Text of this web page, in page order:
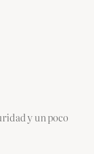
y un poco